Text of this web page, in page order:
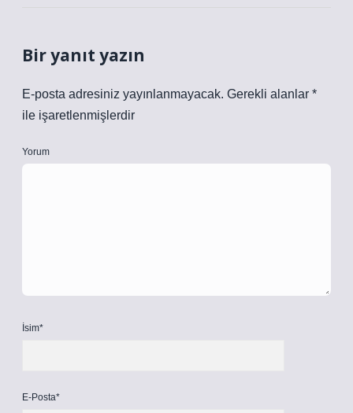
Bir yanıt yazın
E-posta adresiniz yayınlanmayacak. Gerekli alanlar *
ile işaretlenmişlerdir
Yorum
İsim*
E-Posta*